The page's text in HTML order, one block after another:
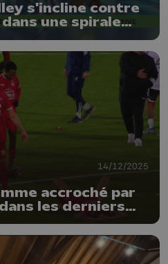
s'incline contre
une spirale
14/12/2025
accroché par
les derniers